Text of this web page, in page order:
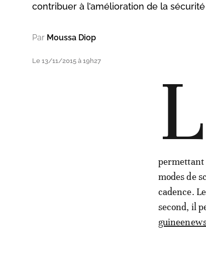
contribuer à l’amélioration de la
Par Moussa Diop
Le 13/11/2015 à 19h27 L
permettant
modes de
cadence.
second, il